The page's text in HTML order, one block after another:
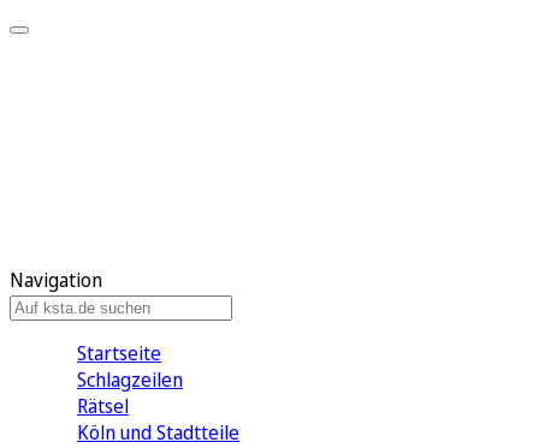
Navigation
Startseite
Schlagzeilen
Rätsel
Köln und Stadtteile